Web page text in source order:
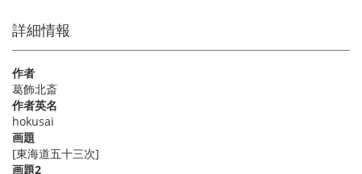
詳細情報
作者
葛飾北斎
作者英名
hokusai
画題
[東海道五十三次]
画題2